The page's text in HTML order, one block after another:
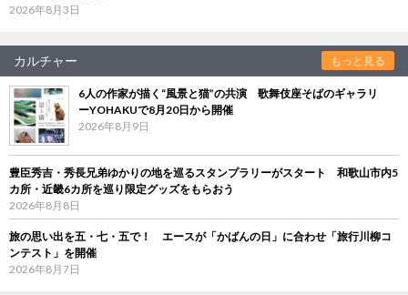
2026年8月3日
カルチャー もっと見る
6人の作家が描く“風景と猫”の共演 歌舞伎座そばのギャラリ
ーYOHAKUで8月20日から開催
2026年8月9日
豊臣秀吉・秀長兄弟ゆかりの地を巡るスタンプラリーがスタート 和歌山市内5
カ所・近畿6カ所を巡り限定グッズをもらおう
2026年8月8日
旅の思い出を五・七・五で！ エースが「かばんの日」に合わせ「旅行川柳コ
ンテスト」を開催
2026年8月7日